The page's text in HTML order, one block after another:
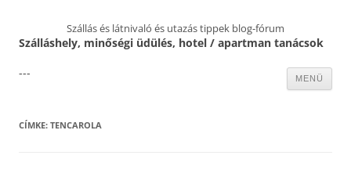
Szállás és látnivaló és utazás tippek blog-fórum
Szálláshely, minőségi üdülés, hotel / apartman tanácsok
MENÜ
---
CÍMKE: TENCAROLA